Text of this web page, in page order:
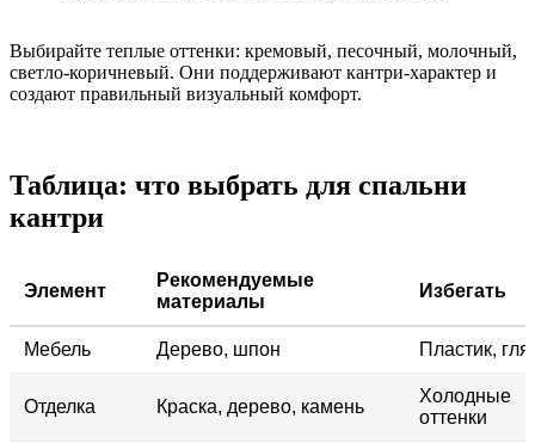
Выбирайте теплые оттенки: кремовый, песочный, молочный,
светло-коричневый. Они поддерживают кантри-характер и
создают правильный визуальный комфорт.
Таблица: что выбрать для спальни
кантри
Элемент
Рекомендуемые
материалы
Избегать
Мебель Дерево, шпон Пластик,
Отделка Краска, дерево, камень
Холодные
оттенки